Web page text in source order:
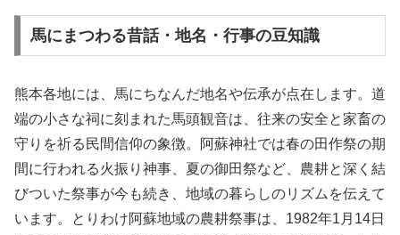
馬にまつわる昔話・地名・行事の豆知識
熊本各地には、馬にちなんだ地名や伝承が点在します。道
端の小さな祠に刻まれた馬頭観音は、往来の安全と家畜の
守りを祈る民間信仰の象徴。阿蘇神社では春の田作祭の期
間に行われる火振り神事、夏の御田祭など、農耕と深く結
びついた祭事が今も続き、地域の暮らしのリズムを伝えて
います。とりわけ阿蘇地域の農耕祭事は、1982年1月14日